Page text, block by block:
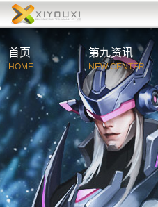
首页
HOME
第九资讯
NEW CENTER